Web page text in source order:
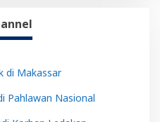
di Makassar
Pahlawan Nasional